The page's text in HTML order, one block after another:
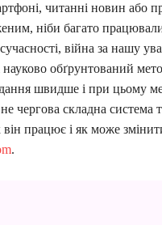
читанні новин або
ніби багато
війна за нашу
обґрунтований
швидше і при цьому
чергова складна система
працює і як може
.